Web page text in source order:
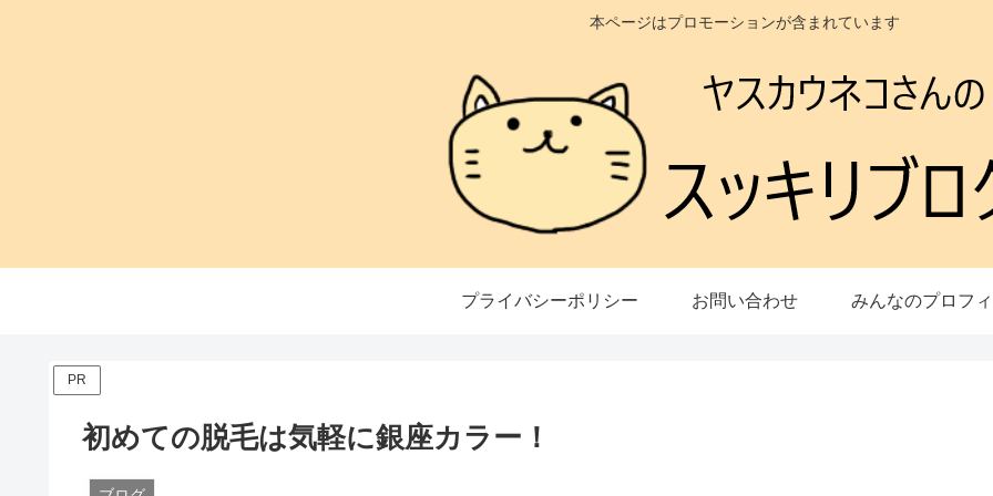
本ページはプロモーションが含まれています
プライバシーポリシー お問い合わせ みんなのプロフ
PR
初めての脱毛は気軽に銀座カラー！